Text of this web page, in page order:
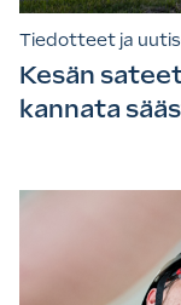
Tiedotteet ja
Kesän
kannata